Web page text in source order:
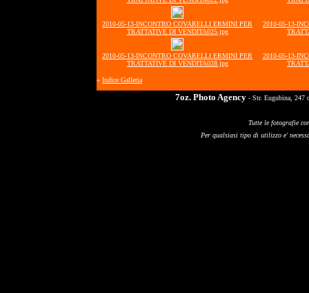
2010-05-13-INCONTRO COVARELLI ERMINI PER
TRATTATIVE DI VENDITA025.jpg
2010-05-13-
2010-05-13-INCONTRO COVARELLI ERMINI PER
TRATTATIVE DI VENDITA028.jpg
2010-05-13-
« Indice Galleria
7oz. Photo Agency - Str. Eugubina, 247
Tutte le fotografie
Per qualsiasi tipo di utilizzo e'